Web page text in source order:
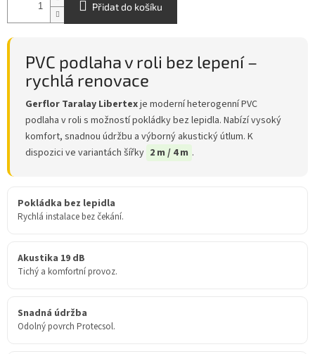
Přidat do košíku
PVC podlaha v roli bez lepení –
rychlá renovace
Gerflor Taralay Libertexje moderní heterogenní PVC
podlaha v roli s možností pokládky bez lepidla. Nabízí vysoký
komfort, snadnou údržbu a výborný akustický útlum. K
dispozici ve variantách šířky 2 m / 4 m .
Pokládka bez lepidla
Rychlá instalace bez čekání.
Akustika 19 dB
Tichý a komfortní provoz.
Snadná údržba
Odolný povrch Protecsol.